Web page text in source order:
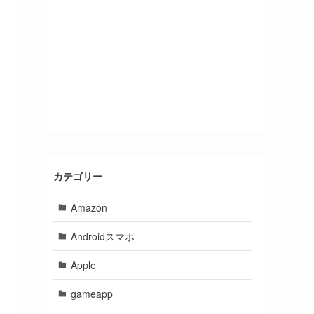
カテゴリー
Amazon
Androidスマホ
Apple
gameapp